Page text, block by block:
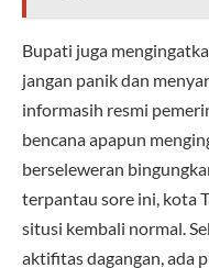
Bupati juga
jangan panik dan
informasih resmi
bencana apapun
berseleweran
terpantau sore ini, kota
situsi kembali normal.
aktifitas dagangan, ada